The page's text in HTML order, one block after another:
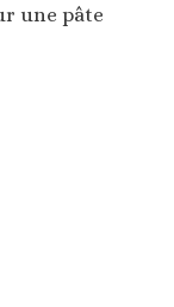
une pâte